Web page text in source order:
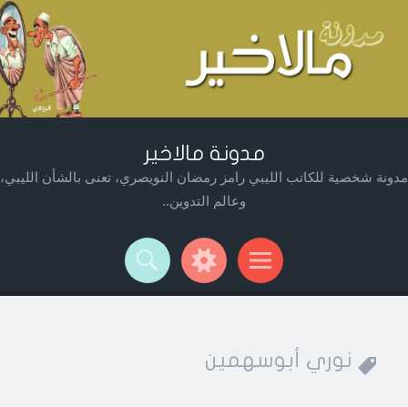
مدونة مالاخير
مدونة شخصية للكاتب الليبي رامز رمضان النويصري، تعنى بالشأن الليبي،
وعالم التدوين..
Menu
Widgets
Search
نوري أبوسهمين